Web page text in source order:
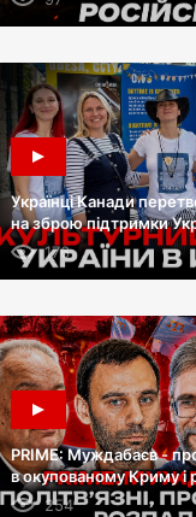
Українці Канади
на зброю підтримки
176
PRIME: Муждабаєв -
в окупованому Криму і
254